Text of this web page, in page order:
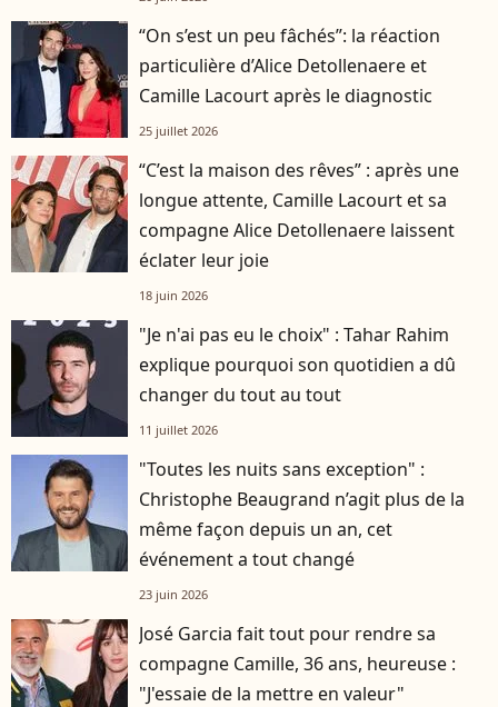
“On s’est un peu fâchés”: la réaction
particulière d’Alice Detollenaere et
Camille Lacourt après le diagnostic
25 juillet 2026
“C’est la maison des rêves” : après une
longue attente, Camille Lacourt et sa
compagne Alice Detollenaere laissent
éclater leur joie
18 juin 2026
"Je n'ai pas eu le choix" : Tahar Rahim
explique pourquoi son quotidien a dû
changer du tout au tout
11 juillet 2026
"Toutes les nuits sans exception" :
Christophe Beaugrand n’agit plus de la
même façon depuis un an, cet
événement a tout changé
23 juin 2026
José Garcia fait tout pour rendre sa
compagne Camille, 36 ans, heureuse :
"J'essaie de la mettre en valeur"